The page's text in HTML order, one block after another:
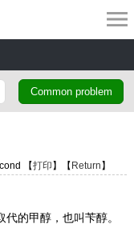
Common problem
【打印 】【 Return 】
的甲醇，也叫苄醇。